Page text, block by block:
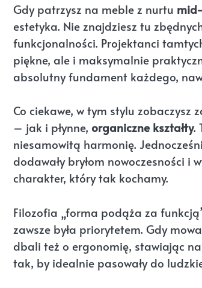
Gdy patrzysz na meble z nurtu
estetyka. Nie znajdziesz tu
funkcjonalności. Projektanci
piękne, ale i maksymalnie
absolutny fundament każdego,
Co ciekawe, w tym stylu
– jak i płynne, organiczne kształty.
niesamowitą harmonię.
dodawały bryłom nowoczesności i
charakter, który tak kochamy.
Filozofia „forma podąża za
zawsze była priorytetem. Gdy
dbali też o ergonomię, stawiając
tak, by idealnie pasowały do